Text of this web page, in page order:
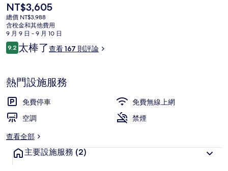
目
前
的
價
格
是
NT$3,605
總價 NT$3,988
含稅金和其他費用
9 月 9 日 - 9 月 10 日
評
論
9.29.2 分，滿分 10 分，
太棒了查看 167 則評論
熱門設施服務
免費停車
免費無線上網
空調
禁煙
查看全部
主要設施服務 (2)